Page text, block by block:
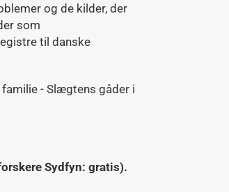
og de kilder, der
som
til danske
- Slægtens gåder i
Sydfyn: gratis).